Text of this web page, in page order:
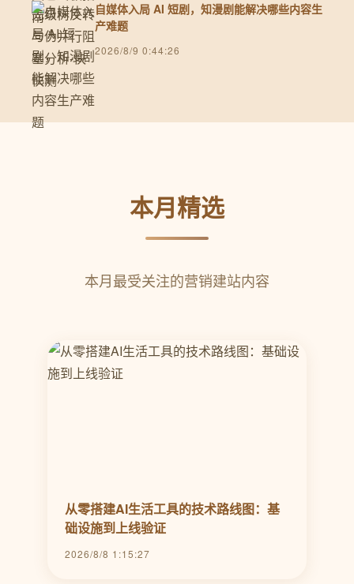
自媒体入局 AI 短剧，知漫剧能解决哪些内容生
产难题
2026/8/9 0:44:26
本月精选
本月最受关注的营销建站内容
从零搭建AI生活工具的技术路线图：基
础设施到上线验证
2026/8/8 1:15:27